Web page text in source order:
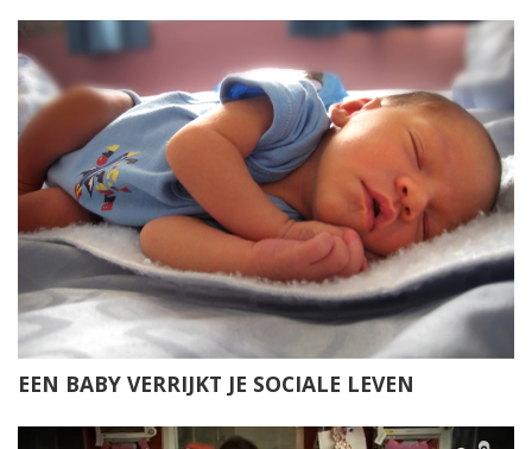
EEN BABY VERRIJKT JE SOCIALE LEVEN